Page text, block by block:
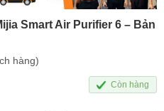
Smart Air Purifier 6 – Bản
hàng)
Còn hàng